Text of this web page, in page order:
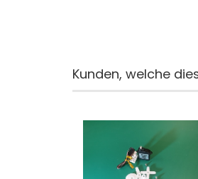
Kunden, welche